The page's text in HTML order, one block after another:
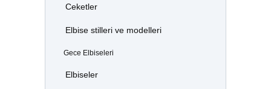
Ceketler
Elbise stilleri ve modelleri
Gece Elbiseleri
Elbiseler